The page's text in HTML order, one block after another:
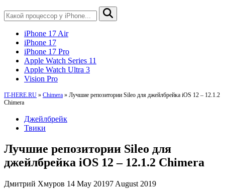
iPhone 17 Air
iPhone 17
iPhone 17 Pro
Apple Watch Series 11
Apple Watch Ultra 3
Vision Pro
IT-HERE.RU » Chimera » Лучшие репозитории Sileo для джейлбрейка iOS 12 – 12.1.2
Chimera
Джейлбрейк
Твики
Лучшие репозитории Sileo для
джейлбрейка iOS 12 – 12.1.2 Chimera
Дмитрий Хмуров 14 May 20197 August 2019